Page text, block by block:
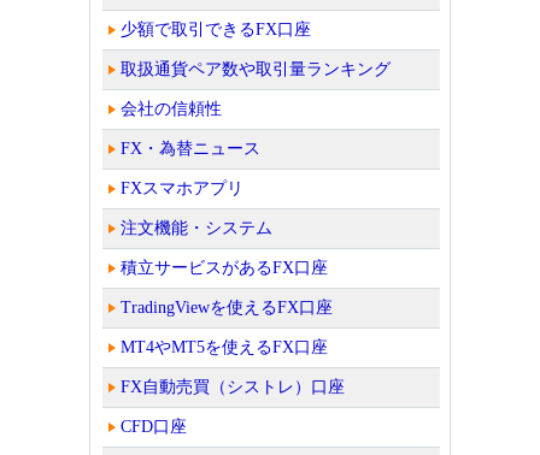
少額で取引できるFX口座
取扱通貨ペア数や取引量ランキング
会社の信頼性
FX・為替ニュース
FXスマホアプリ
注文機能・システム
積立サービスがあるFX口座
TradingViewを使えるFX口座
MT4やMT5を使えるFX口座
FX自動売買（シストレ）口座
CFD口座